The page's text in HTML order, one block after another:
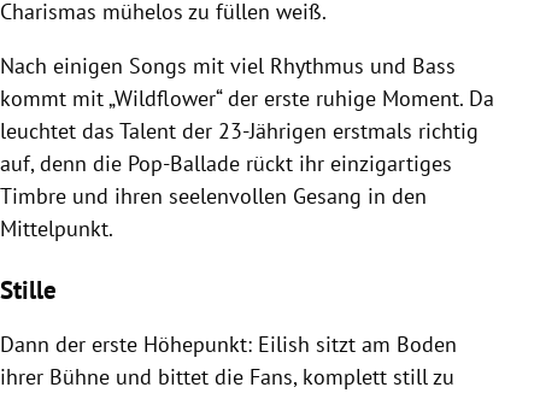
Charismas mühelos zu füllen weiß.
Nach einigen Songs mit viel Rhythmus und Bass
kommt mit „Wildflower“ der erste ruhige Moment. Da
leuchtet das Talent der 23-Jährigen erstmals richtig
auf, denn die Pop-Ballade rückt ihr einzigartiges
Timbre und ihren seelenvollen Gesang in den
Mittelpunkt.
Stille
Dann der erste Höhepunkt: Eilish sitzt am Boden
ihrer Bühne und bittet die Fans, komplett still zu